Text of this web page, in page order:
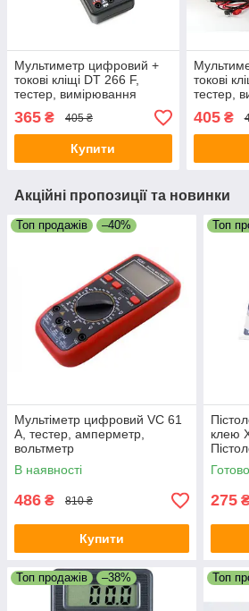
Мультиметр цифровий +
токові кліщі DT 266 F,
тестер, вимірювання
продзвінка
365 ₴ 405 ₴
Купити
токові
тестер,
405₴
Акційні пропозиції та новинки
Топ продажів –40%
Мультіметр цифровий VC 61
A, тестер, амперметр,
вольтметр
В наявності
486 ₴ 810 ₴
Купити
Топ
клею
275
Топ продажів –38% Топ